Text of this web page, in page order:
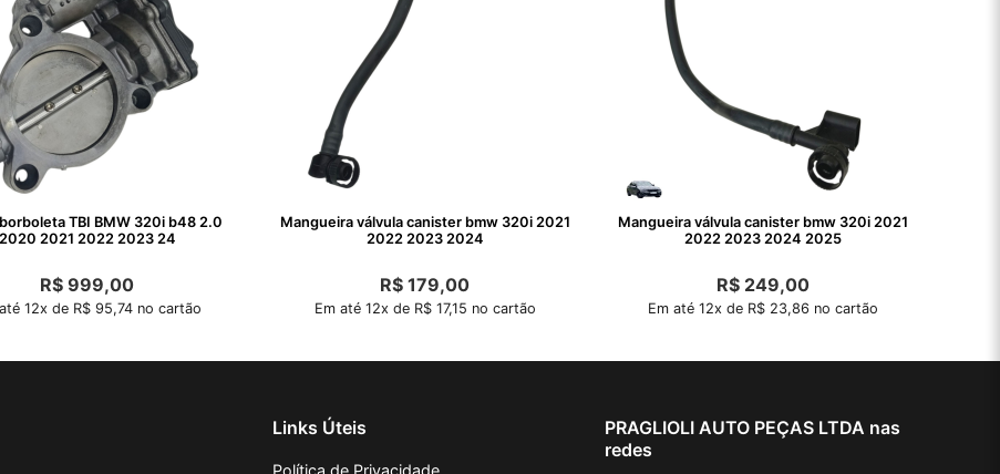
TBI BMW 320i b48 2.0
2020 2021 2022 2023 24
R$ 999,00
12x de R$ 95,74 no cartão
Mangueira válvula canister bmw 320i 2021
2022 2023 2024
R$ 179,00
Em até 12x de R$ 17,15 no cartão
Mangueira válvula canister bmw 320i 2021
2022 2023 2024 2025
R$249,00
Em até 12x de R$ 23,86 no cartão
Links Úteis
Política de Privacidade
PRAGLIOLI AUTO PEÇAS LTDA nas
redes